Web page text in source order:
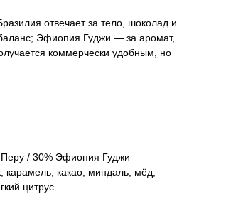
отвечает за тело, шоколад и
Эфиопия Гуджи — за аромат,
коммерчески удобным, но
/ 30% Эфиопия Гуджи
какао, миндаль, мёд,
цитрус